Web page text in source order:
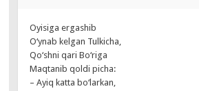
Oyisiga ergashib
O‘ynab kelgan Tulkicha,
Qo‘shni qari Bo‘riga
Maqtanib qoldi picha:
– Ayiq katta bo‘larkan,